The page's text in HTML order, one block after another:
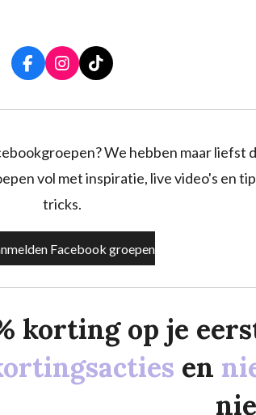
F
a
o
k
I
n
r
a
T
i
k We hebben maar liefst
vol met inspiratie, live video's en
tricks.
Facebook groepen
korting op je
en